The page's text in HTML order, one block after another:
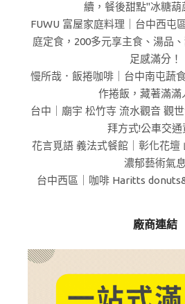
續，餐後甜點"冰糖葫
FUWU 富屋家庭料理｜台中西屯
庭定食，200多元享主食、湯品
足感滿分！
慢所哉．飯捲咖啡｜台中南屯蔬
作捲飯，藏著滿滿
台中｜廟宇 松竹寺 流水觀音 觀
拜方式!公車交通
花言覓語 義法式餐館｜彰化花壇
濃郁藝術氣息
台中西區｜咖啡 Haritts
廠商連結